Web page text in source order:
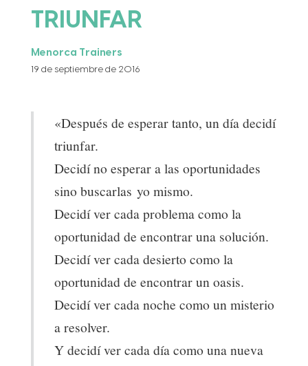
TRIUNFAR
Menorca Trainers
19 de septiembre de 2016
«Después de esperar tanto, un día decidí
triunfar.
Decidí no esperar a las oportunidades
sino buscarlas yo mismo.
Decidí ver cada problema como la
oportunidad de encontrar una solución.
Decidí ver cada desierto como la
oportunidad de encontrar un oasis.
Decidí ver cada noche como un misterio
a resolver.
Y decidí ver cada día como una nueva